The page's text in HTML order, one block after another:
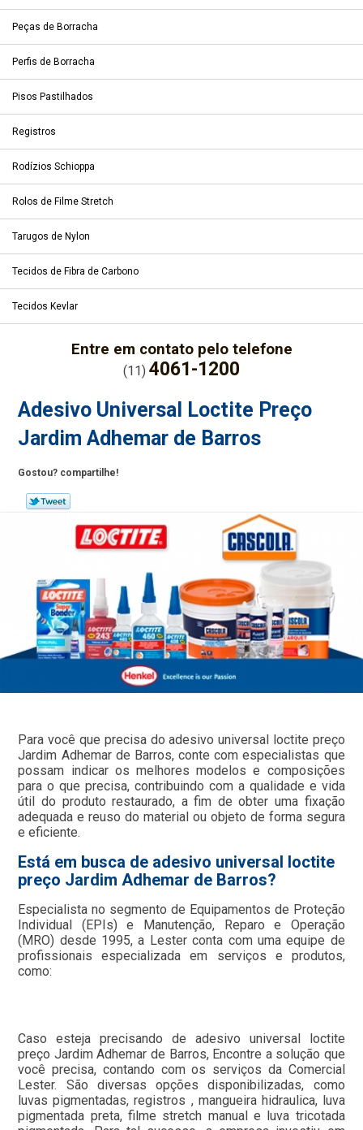
Peças de Borracha
Perfis de Borracha
Pisos Pastilhados
Registros
Rodízios Schioppa
Rolos de Filme Stretch
Tarugos de Nylon
Tecidos de Fibra de Carbono
Tecidos Kevlar
Entre em contato pelo telefone
(11) 4061-1200
Adesivo Universal Loctite Preço
Jardim Adhemar de Barros
Gostou? compartilhe!
Para você que precisa do adesivo universal loctite preço
Jardim Adhemar de Barros, conte com especialistas que
possam indicar os melhores modelos e composições
para o que precisa, contribuindo com a qualidade e vida
útil do produto restaurado, a fim de obter uma fixação
adequada e reuso do material ou objeto de forma segura
e eficiente.
Está em busca de adesivo universal loctite
preço Jardim Adhemar de Barros?
Especialista no segmento de Equipamentos de Proteção
Individual (EPIs) e Manutenção, Reparo e Operação
(MRO) desde 1995, a Lester conta com uma equipe de
profissionais especializada em serviços e produtos,
como:
Caso esteja precisando de adesivo universal loctite
preço Jardim Adhemar de Barros, Encontre a solução que
você precisa, contando com os serviços da Comercial
Lester. São diversas opções disponibilizadas, como
luvas pigmentadas, registros , mangueira hidraulica, luva
pigmentada preta, filme stretch manual e luva tricotada